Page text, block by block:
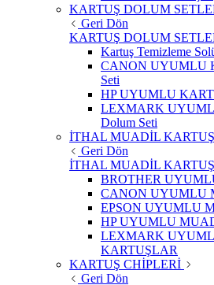
KARTUŞ DOLUM
Geri Dön
KARTUŞ DOLUM
Kartuş Temizleme
CANON UYUMLU
Seti
HP UYUMLU
LEXMARK
Dolum Seti
İTHAL MUADİL
Geri Dön
İTHAL MUADİL
BROTHER
CANON UYUMLU
EPSON UYUMLU
HP UYUMLU
LEXMARK
KARTUŞLAR
KARTUŞ CHİPLERİ
Geri Dön